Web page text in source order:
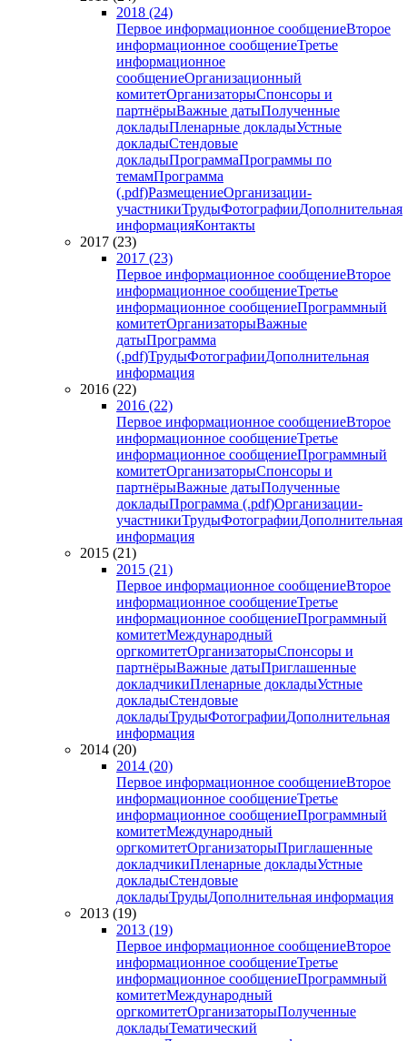
2018 (24)
Первое информационное сообщениеВторое
информационное сообщениеТретье
информационное
сообщениеОрганизационный
комитетОрганизаторыСпонсоры и
партнёрыВажные датыПолученные
докладыПленарные докладыУстные
докладыСтендовые
докладыПрограммаПрограммы по
темамПрограмма
(.pdf)РазмещениеОрганизации-
участникиТрудыФотографииДополнительная
информацияКонтакты
2017 (23)
2017 (23)
Первое информационное сообщениеВторое
информационное сообщениеТретье
информационное сообщениеПрограммный
комитетОрганизаторыВажные
датыПрограмма
(.pdf)ТрудыФотографииДополнительная
информация
2016 (22)
2016 (22)
Первое информационное сообщениеВторое
информационное сообщениеТретье
информационное сообщениеПрограммный
комитетОрганизаторыСпонсоры и
партнёрыВажные датыПолученные
докладыПрограмма (.pdf)Организации-
участникиТрудыФотографииДополнительная
информация
2015 (21)
2015 (21)
Первое информационное сообщениеВторое
информационное сообщениеТретье
информационное сообщениеПрограммный
комитетМеждународный
оргкомитетОрганизаторыСпонсоры и
партнёрыВажные датыПриглашенные
докладчикиПленарные докладыУстные
докладыСтендовые
докладыТрудыФотографииДополнительная
информация
2014 (20)
2014 (20)
Первое информационное сообщениеВторое
информационное сообщениеТретье
информационное сообщениеПрограммный
комитетМеждународный
оргкомитетОрганизаторыПриглашенные
докладчикиПленарные докладыУстные
докладыСтендовые
докладыТрудыДополнительная информация
2013 (19)
2013 (19)
Первое информационное сообщениеВторое
информационное сообщениеТретье
информационное сообщениеПрограммный
комитетМеждународный
оргкомитетОрганизаторыПолученные
докладыТематический